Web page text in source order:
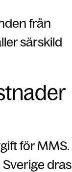
från
särskild
för MMS.
dras